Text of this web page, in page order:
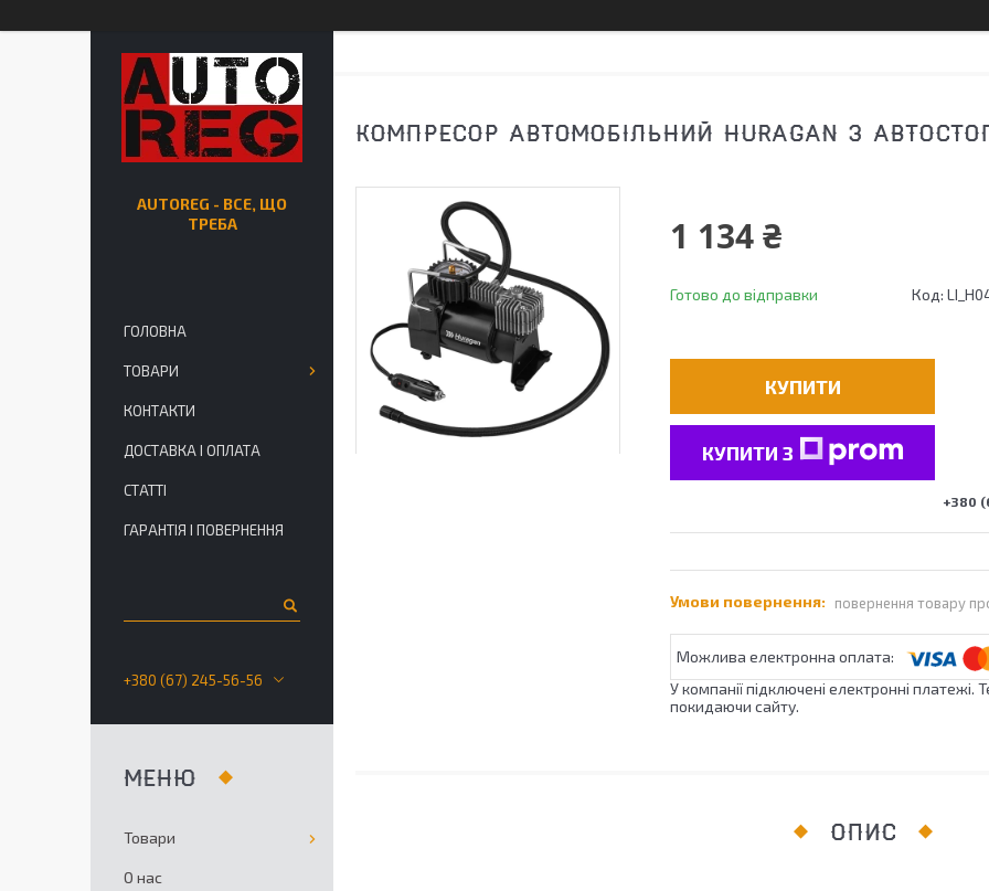
КОМПРЕСОР АВТОМОБІЛЬНИЙ HURAGAN З
1 134 ₴
Готово до відправки Код:
КУПИТИ
КУПИТИ З
+380
повернення товару
У компанії підключені електронні
покидаючи сайту.
ОПИС
AUTOREG - ВСЕ, ЩО
ТРЕБА
ГОЛОВНА
ТОВАРИ
КОНТАКТИ
ДОСТАВКА І ОПЛАТА
СТАТТІ
ГАРАНТІЯ І ПОВЕРНЕННЯ
+380 (67) 245-56-56
Товари
О нас